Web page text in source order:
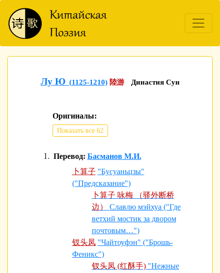
Лу Ю (1125-1210) 陸游 Династия Сун
Оригиналы:
Показать все 62
Перевод: Басманов М.И.
卜算子 "Бусуаньцзы"
("Предсказание")
卜算子 咏梅 （驿外断桥
边）
Славлю мэйхуа ("Где
ветхий мостик за двором
почтовым…")
钗头凤 "Чайтоуфэн" ("Брошь-
Феникс")
钗头凤 (红酥手) "Нежные